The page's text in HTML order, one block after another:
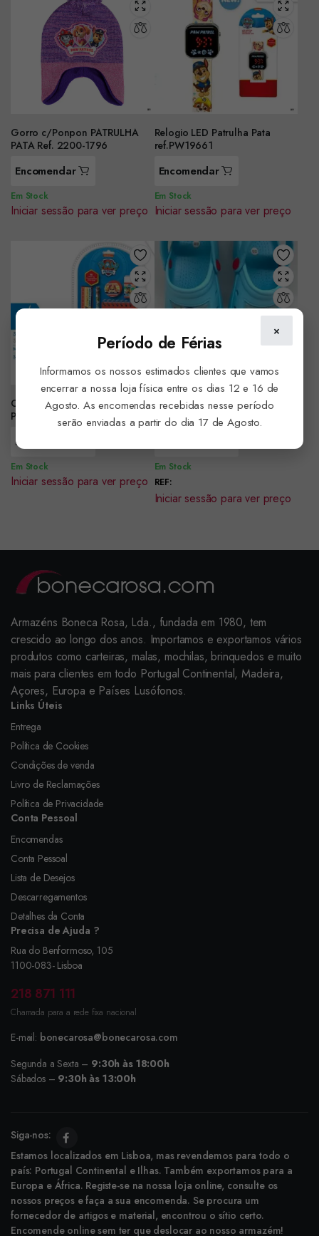
Gorro c/Ponpon PATRULHA
PATA Ref. 2200-1796
Encomendar
Em Stock
Iniciar sessão para ver preço
Relogio LED Patrulha Pata
ref.PW19661
Encomendar
Em Stock
Iniciar sessão para ver preço
Conjunto Papelaria Patrulha
Pata ref.PW19768
Encomendar
Em Stock
Iniciar sessão para ver preço
Sandália Patrulha Pata
ref.PW14355
Em Stock
REF:
Iniciar sessão para ver preço
Armazéns Boneca Rosa, Lda., fundada em 1980, tem
crescido ao longo dos anos. Importamos e exportamos vários
produtos como carteiras, malas, mochilas, brinquedos e muito
mais para clientes em todo Portugal Continental, Madeira,
Açores, Europa e Países Lusófonos.
Links Úteis
Entrega
Política de Cookies
Condições de venda
Livro de Reclamações
Política de Privacidade
Conta Pessoal
Encomendas
Conta Pessoal
Lista de Desejos
Descarregamentos
Detalhes da Conta
Precisa de Ajuda ?
Rua do Benformoso, 105
1100-083- Lisboa
218 871 111
Chamada para a rede fixa nacional
E-mail: bonecarosa@bonecarosa.com
Segunda a Sexta – 9:30h às 18:00h
Sábados – 9:30h às 13:00h
Siga-nos:
Estamos localizados em Lisboa, mas revendemos para todo o
país: Portugal Continental e Ilhas. Também exportamos para a
Europa e África. Registe-se na nossa loja online, consulte os
nossos preços e faça a sua encomenda. Se procura um
fornecedor de artigos e material, encontrou o sítio certo.
Encomende online sem ter que deslocar ao nosso armazém!
×
Período de Férias
Informamos os nossos estimados clientes que vamos
encerrar a nossa loja física entre os dias 12 e 16 de
Agosto. As encomendas recebidas nesse período
serão enviadas a partir do dia 17 de Agosto.